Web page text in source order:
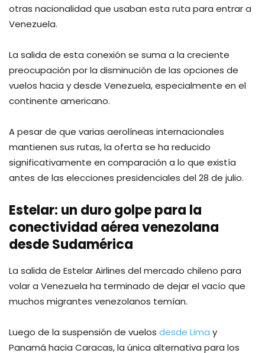
otras nacionalidad que usaban esta ruta para entrar a
Venezuela.
La salida de esta conexión se suma a la creciente
preocupación por la disminución de las opciones de
vuelos hacia y desde Venezuela, especialmente en el
continente americano.
A pesar de que varias aerolíneas internacionales
mantienen sus rutas, la oferta se ha reducido
significativamente en comparación a lo que existía
antes de las elecciones presidenciales del 28 de julio.
Estelar: un duro golpe para la
conectividad aérea venezolana
desde Sudamérica
La salida de Estelar Airlines del mercado chileno para
volar a Venezuela ha terminado de dejar el vacío que
muchos migrantes venezolanos temían.
Luego de la suspensión de vuelos desde Lima y
Panamá hacia Caracas, la única alternativa para los